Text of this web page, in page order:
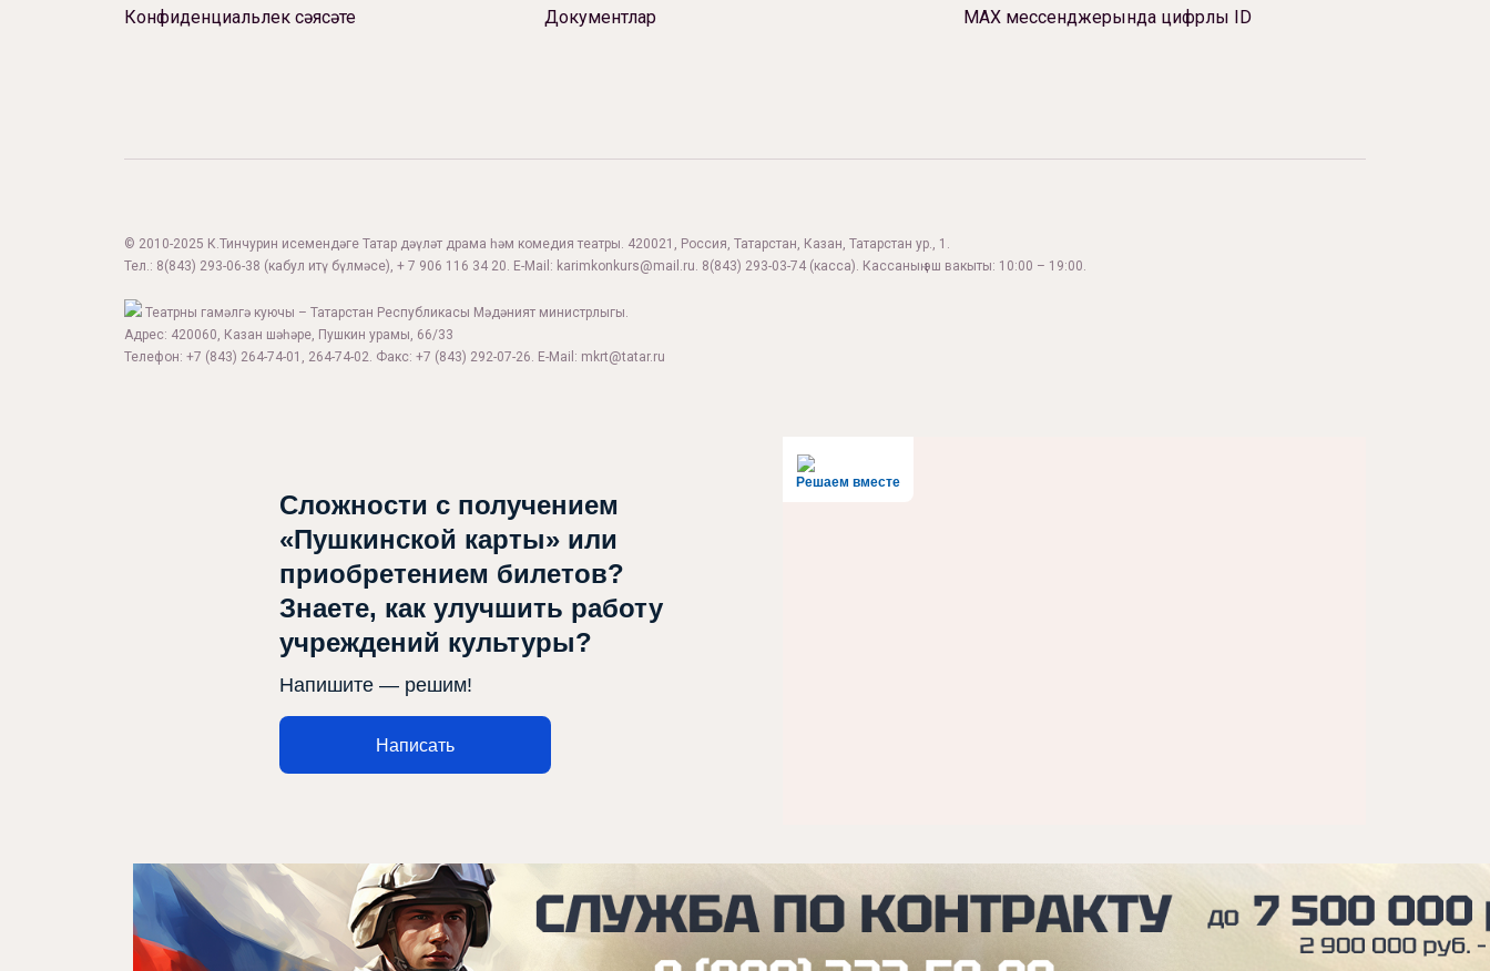
Конфиденциальлек сәясәте
Документлар
МАХ мессенджерында цифрлы ID
© 2010-2025 К.Тинчурин исемендәге Татар дәүләт драма һәм комедия театры. 420021, Россия, Татарстан, Казан, Татарстан ур., 1.
Тел.: 8(843) 293-06-38 (кабул итү бүлмәсе), + 7 906 116 34 20. E-Mail: karimkonkurs@mail.ru. 8(843) 293-03-74 (касса). Кассаның эш вакыты: 10:00 – 19:00.
Театрны гамәлгә куючы – Татарстан Республикасы Мәдәният министрлыгы.
Адрес: 420060, Казан шәһәре, Пушкин урамы, 66/33
Телефон: +7 (843) 264-74-01, 264-74-02. Факс: +7 (843) 292-07-26. E-Mail: mkrt@tatar.ru
Решаем вместе
Сложности с получением
«Пушкинской карты» или
приобретением билетов?
Знаете, как улучшить работу
учреждений культуры?
Напишите — решим!
Написать